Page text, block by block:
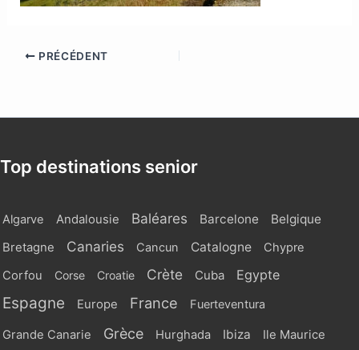
PRÉCÉDENT
Top destinations senior
Algarve Andalousie Baléares Barcelone Belgique
Bretagne Canaries Cancun Catalogne
Chypre
Corfou
Corse Croatie Crète Cuba Egypte
Espagne Europe France Fuerteventura
Grande Canarie Grèce Hurghada Ibiza Ile Maurice